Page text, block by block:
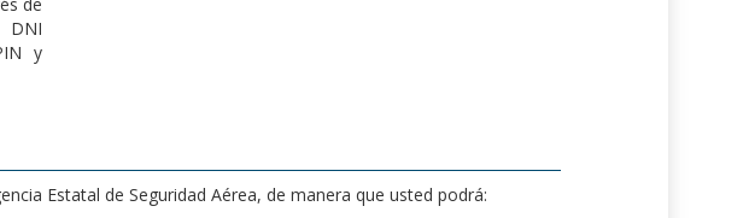
de
DNI
y
Estatal de Seguridad Aérea, de manera que usted podrá: